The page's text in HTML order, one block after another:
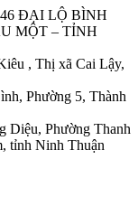
ĐẠI LỘ BÌNH
MỘT – TỈNH
, Thị xã Cai Lậy,
Phường 5, Thành
Diệu, Phường Thanh
tỉnh Ninh Thuận